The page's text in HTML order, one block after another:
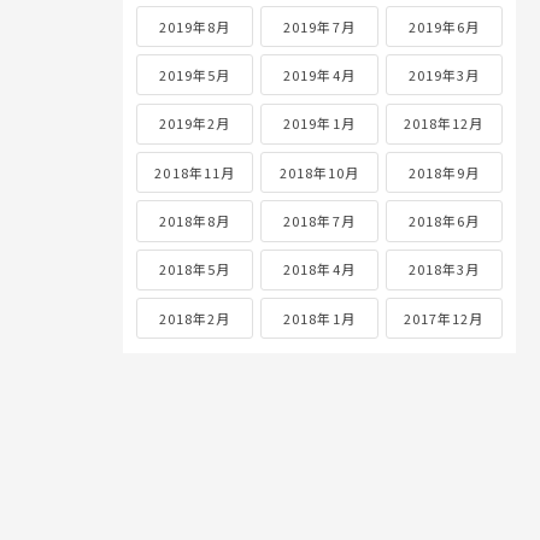
2019年8月 2019年7月 2019年6月
2019年5月 2019年4月 2019年3月
2019年2月 2019年1月 2018年12月
2018年11月 2018年10月 2018年9月
2018年8月 2018年7月 2018年6月
2018年5月 2018年4月 2018年3月
2018年2月 2018年1月 2017年12月